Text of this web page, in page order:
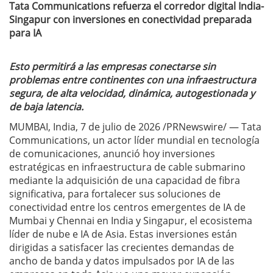
Tata Communications refuerza el corredor digital India-
Singapur con inversiones en conectividad preparada
para IA
Esto permitirá a las empresas conectarse sin
problemas entre continentes con una infraestructura
segura, de alta velocidad, dinámica, autogestionada y
de baja latencia.
MUMBAI, India, 7 de julio de 2026 /PRNewswire/ — Tata
Communications, un actor líder mundial en tecnología
de comunicaciones, anunció hoy inversiones
estratégicas en infraestructura de cable submarino
mediante la adquisición de una capacidad de fibra
significativa, para fortalecer sus soluciones de
conectividad entre los centros emergentes de IA de
Mumbai y Chennai en India y Singapur, el ecosistema
líder de nube e IA de Asia. Estas inversiones están
dirigidas a satisfacer las crecientes demandas de
ancho de banda y datos impulsados por IA de las